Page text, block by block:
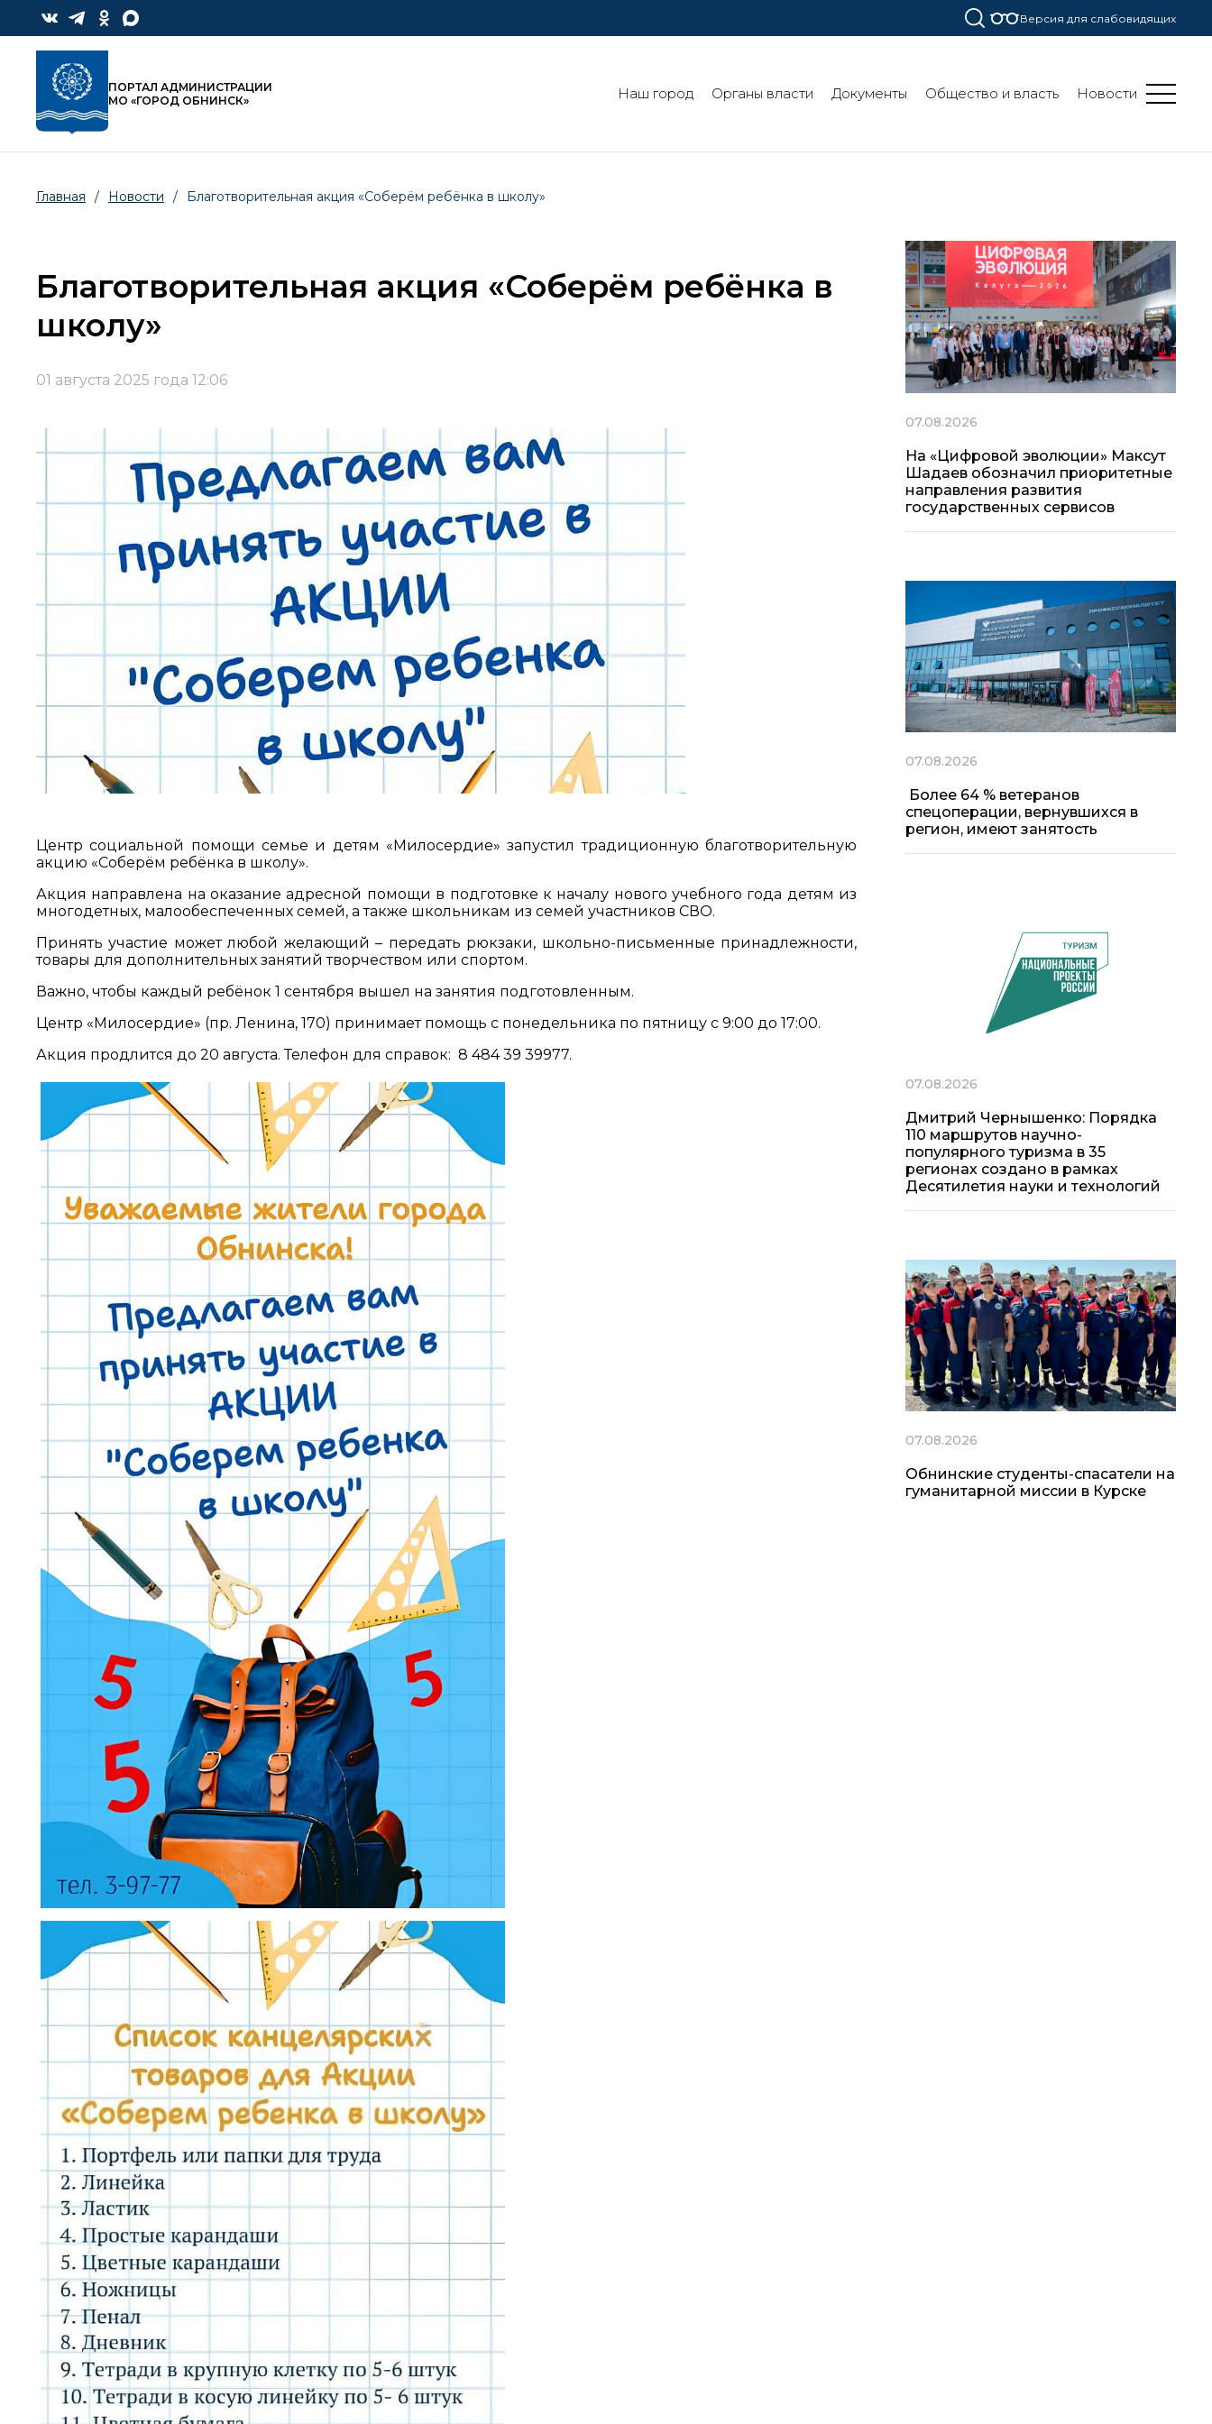
Версия для слабовидящих
ПОРТАЛ АДМИНИСТРАЦИИ
МО «ГОРОД ОБНИНСК»
Наш город Органы власти Документы Общество и власть Новости
Главная / Новости / Благотворительная акция «Соберём ребёнка в школу»
Благотворительная акция «Соберём ребёнка в
школу»
01 августа 2025 года 12:06
Центр социальной помощи семье и детям «Милосердие» запустил традиционную благотворительную
акцию «Соберём ребёнка в школу».
Акция направлена на оказание адресной помощи в подготовке к началу нового учебного года детям из
многодетных, малообеспеченных семей, а также школьникам из семей участников СВО.
Принять участие может любой желающий – передать рюкзаки, школьно-письменные принадлежности,
товары для дополнительных занятий творчеством или спортом.
Важно, чтобы каждый ребёнок 1 сентября вышел на занятия подготовленным.
Центр «Милосердие» (пр. Ленина, 170) принимает помощь с понедельника по пятницу с 9:00 до 17:00.
Акция продлится до 20 августа. Телефон для справок: 8 484 39 39977.
07.08.2026
На «Цифровой эволюции» Максут
Шадаев обозначил приоритетные
направления развития
государственных сервисов
07.08.2026
Более 64 % ветеранов
спецоперации, вернувшихся в
регион, имеют занятость
07.08.2026
Дмитрий Чернышенко: Порядка
110 маршрутов научно-
популярного туризма в 35
регионах создано в рамках
Десятилетия науки и технологий
07.08.2026
Обнинские студенты-спасатели на
гуманитарной миссии в Курске